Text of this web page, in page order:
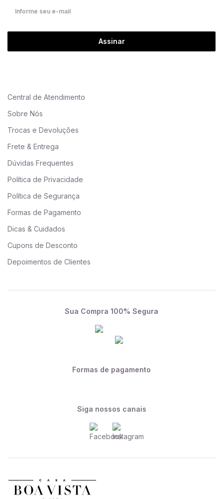
Assinar
Central de Atendimento
Sobre Nós
Trocas e Devoluções
Frete & Entrega
Dúvidas Frequentes
Política de Privacidade
Política de Segurança
Formas de Pagamento
Dicas & Cuidados
Cupons de Desconto
Depoimentos de Clientes
Sua Compra 100% Segura
Formas de pagamento
Siga nossos canais